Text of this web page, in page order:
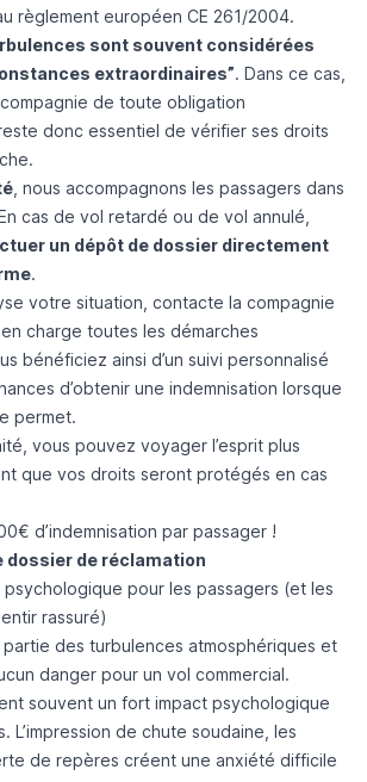
règlement européen CE 261/2004.
sont souvent considérées
extraordinaires”. Dans ce cas,
de toute obligation
donc essentiel de vérifier ses droits
, nous accompagnons les passagers dans
cas de vol retardé ou de vol annulé,
un dépôt de dossier directement
.
votre situation, contacte la compagnie
charge toutes les démarches
bénéficiez ainsi d’un suivi personnalisé
d’obtenir une indemnisation lorsque
permet.
vous pouvez voyager l’esprit plus
que vos droits seront protégés en cas
d’indemnisation par passager !
dossier de réclamation
psychologique pour les passagers (et les
rassuré)
partie des turbulences atmosphériques et
danger pour un vol commercial.
souvent un fort impact psychologique
L’impression de chute soudaine, les
de repères créent une anxiété difficile